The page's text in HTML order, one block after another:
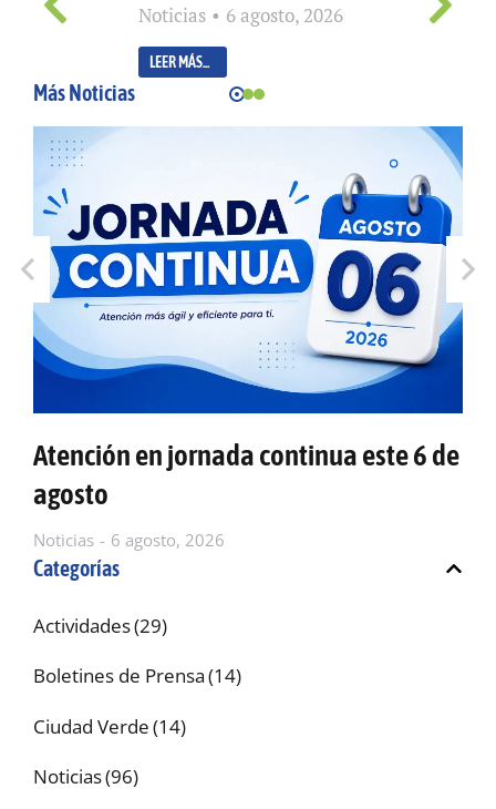
Noticias 6 agosto, 2026
LEER MÁS...
Más Noticias
Atención en jornada continua este 6 de
agosto
Noticias 6 agosto, 2026
Categorías
Actividades(29)
Boletines de Prensa(14)
Ciudad Verde(14)
Noticias(96)